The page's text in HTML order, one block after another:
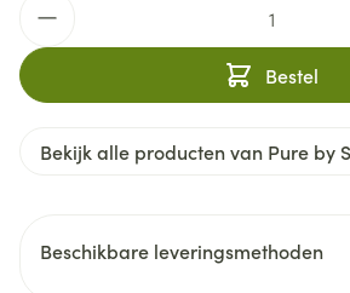
Bestel
Bekijk alle producten van Pure by
Beschikbare leveringsmethoden